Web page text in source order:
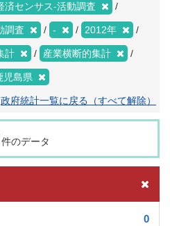
済センサス‐活動調査
調査 - 2012年
計 産業横断的集計
児島県
政府統計一覧に戻る（すべて解除）
件のデータ
0